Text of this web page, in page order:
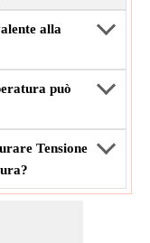
alla
può
Tensione